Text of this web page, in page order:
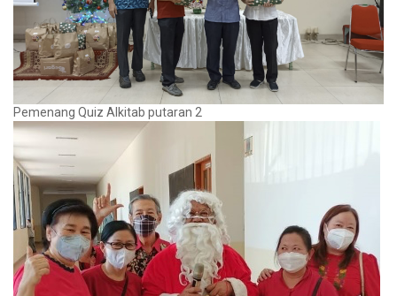
Pemenang Quiz Alkitab putaran 2